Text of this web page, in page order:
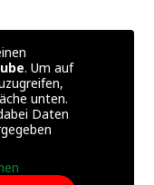
. Um auf
unten.
Daten